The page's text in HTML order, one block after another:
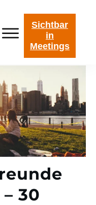
Sichtbar
in
Meetings
30